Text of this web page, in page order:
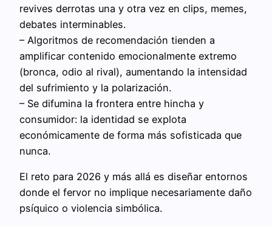
revives derrotas una y otra vez en clips, memes,
debates interminables.
– Algoritmos de recomendación tienden a
amplificar contenido emocionalmente extremo
(bronca, odio al rival), aumentando la intensidad
del sufrimiento y la polarización.
– Se difumina la frontera entre hincha y
consumidor: la identidad se explota
económicamente de forma más sofisticada que
nunca.
El reto para 2026 y más allá es diseñar entornos
donde el fervor no implique necesariamente daño
psíquico o violencia simbólica.